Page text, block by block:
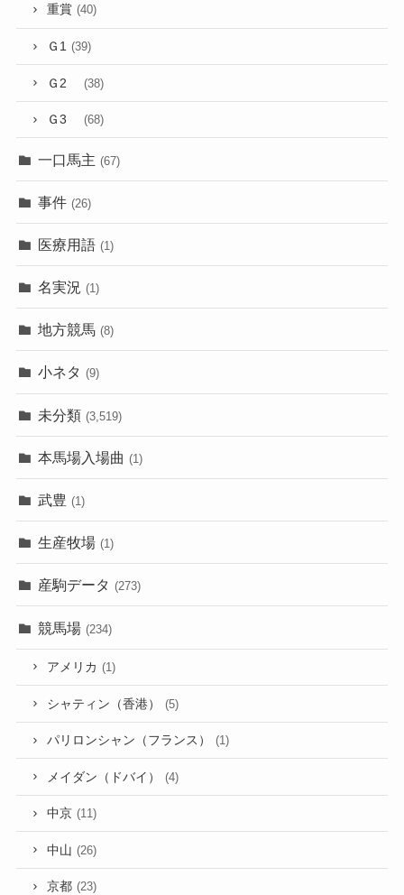
重賞 (40)
Ｇ1 (39)
Ｇ2 (38)
Ｇ3 (68)
一口馬主 (67)
事件 (26)
医療用語 (1)
名実況 (1)
地方競馬 (8)
小ネタ (9)
未分類 (3,519)
本馬場入場曲 (1)
武豊 (1)
生産牧場 (1)
産駒データ (273)
競馬場 (234)
アメリカ (1)
シャティン（香港） (5)
パリロンシャン（フランス） (1)
メイダン（ドバイ） (4)
中京 (11)
中山 (26)
京都 (23)